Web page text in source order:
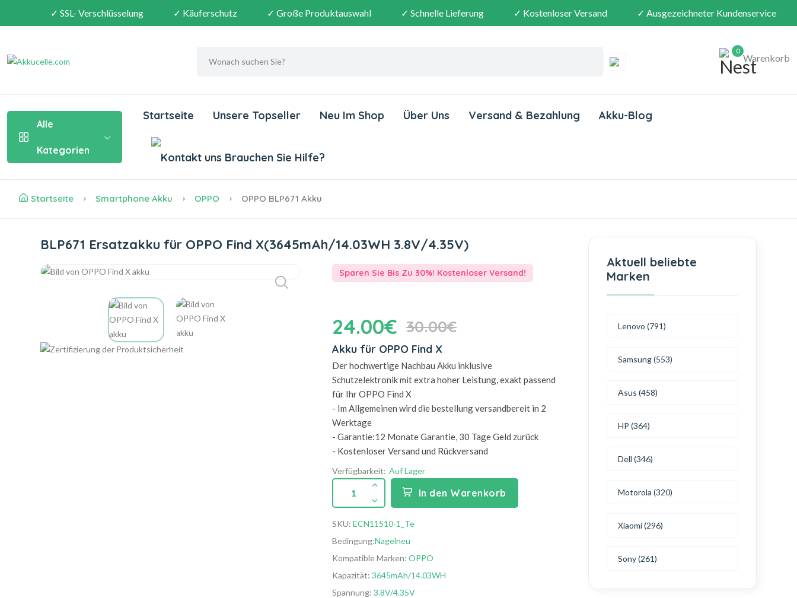
✓ SSL- Verschlüsselung ✓ Käuferschutz ✓ Große Produktauswahl ✓ Schnelle Lieferung ✓ Kostenloser Versand ✓ Ausgezeichneter Kundenservice
0
Warenkorb
Alle
Kategorien
Startseite Unsere Topseller Neu Im Shop Über Uns Versand & Bezahlung Akku-Blog
Brauchen Sie Hilfe?
Startseite Smartphone Akku OPPO OPPO BLP671 Akku
BLP671 Ersatzakku für OPPO Find X(3645mAh/14.03WH 3.8V/4.35V)
Sparen Sie Bis Zu 30%! Kostenloser Versand!
24.00€ 30.00€
Akku für OPPO Find X
Der hochwertige Nachbau Akku inklusive
Schutzelektronik mit extra hoher Leistung, exakt passend
für Ihr OPPO Find X
- Im Allgemeinen wird die bestellung versandbereit in 2
Werktage
- Garantie:12 Monate Garantie, 30 Tage Geld zurück
- Kostenloser Versand und Rückversand
Verfügbarkeit: Auf Lager
1 In den Warenkorb
SKU: ECN11510-1_Te
Bedingung:Nagelneu
Kompatible Marken: OPPO
Kapazität: 3645mAh/14.03WH
Spannung: 3.8V/4.35V
Aktuell beliebte
Marken
Lenovo (791)
Samsung (553)
Asus (458)
HP (364)
Dell (346)
Motorola (320)
Xiaomi (296)
Sony (261)